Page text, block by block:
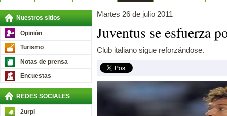
Nuestros sitios
Opinión
Turismo
Notas de prensa
Encuestas
REDES SOCIALES
2urpi
Martes 26 de julio 2011
Juventus se esfuerza
Club italiano sigue reforzándose.